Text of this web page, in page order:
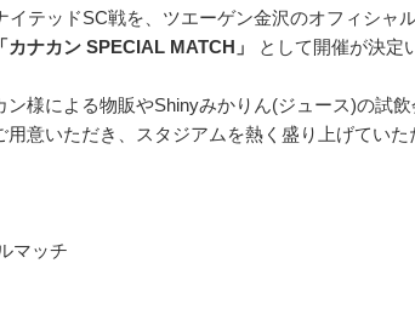
イテッドSC戦を、ツエーゲン金沢のオフィシャ
「カナカン SPECIAL MATCH」 として開催が決定
ン様による物販やShinyみかりん(ジュース)の試
意いただき、スタジアムを熱く盛り上げていた
マッチ